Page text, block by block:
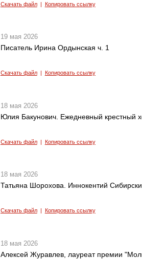
Скачать файл| Копировать ссылку
19 мая 2026
Писатель Ирина Ордынская ч. 1
Скачать файл| Копировать ссылку
18 мая 2026
Юлия Бакунович. Ежедневный крестный
Скачать файл| Копировать ссылку
18 мая 2026
Татьяна Шорохова. Иннокентий
Скачать файл| Копировать ссылку
18 мая 2026
Алексей Журавлев, лауреат премии